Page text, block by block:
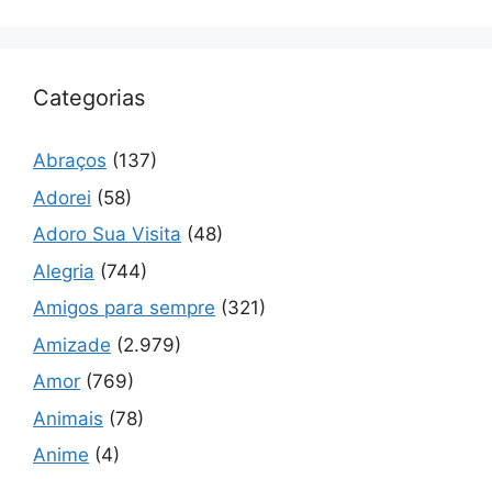
Categorias
Abraços (137)
Adorei (58)
Adoro Sua Visita (48)
Alegria (744)
Amigos para sempre (321)
Amizade (2.979)
Amor (769)
Animais (78)
Anime (4)